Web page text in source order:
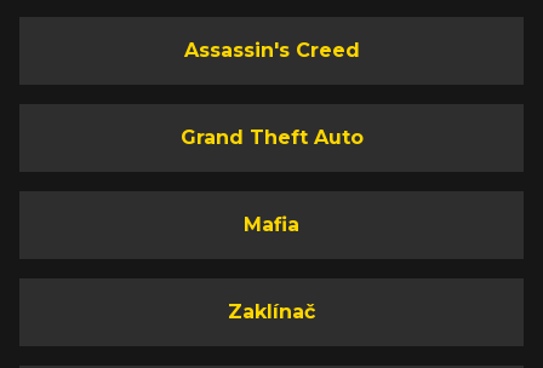
Assassin's Creed
Grand Theft Auto
Mafia
Zaklínač